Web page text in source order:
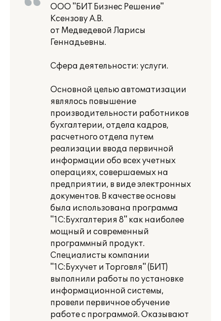
ООО "БИТ Бизнес Решение"
Ксензову А.В.
от Медведевой Ларисы
Геннадьевны.
Сфера деятельности: услуги.
Основной целью автоматизации
являлось повышение
производительности работников
бухгалтерии, отдела кадров,
расчетного отдела путем
реализации ввода первичной
информации обо всех учетных
операциях, совершаемых на
предприятии, в виде электронных
документов. В качестве основы
была использована программа
"1С:Бухгалтерия 8" как наиболее
мощный и современный
программный продукт.
Специалисты компании
"1С:Бухучет и Торговля" (БИТ)
выполнили работы по установке
информационной системы,
провели первичное обучение
работе с программой. Оказывают